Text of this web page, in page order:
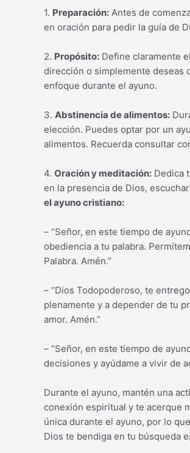
1. Preparación: Antes de
en oración para pedir la guía de
2. Propósito: Define claramente
dirección o simplemente deseas
enfoque durante el ayuno.
3. Abstinencia de alimentos:
elección. Puedes optar por un
alimentos. Recuerda consultar
4. Oración y meditación: Dedica
en la presencia de Dios,
el ayuno cristiano:
– “Señor, en este tiempo de
obediencia a tu palabra.
Palabra. Amén.”
– “Dios Todopoderoso, te
plenamente y a depender de tu
amor. Amén.”
– “Señor, en este tiempo de
decisiones y ayúdame a vivir de
Durante el ayuno, mantén una
conexión espiritual y te acerque
única durante el ayuno, por lo
Dios te bendiga en tu búsqueda